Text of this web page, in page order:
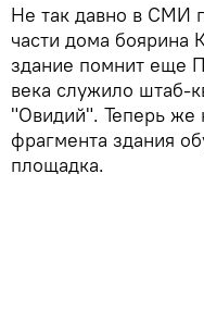
Не так давно в СМИ
части дома боярина
здание помнит еще
века служило штаб-
"Овидий". Теперь же
фрагмента здания
площадка.